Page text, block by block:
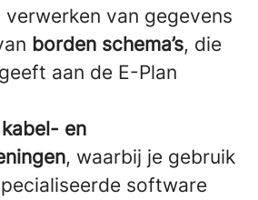
verwerken van gegevens
borden schema’s, die
aan de E-Plan
kabel- en
, waarbij je gebruik
software